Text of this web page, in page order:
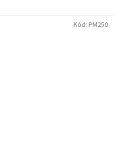
Kód: PM250